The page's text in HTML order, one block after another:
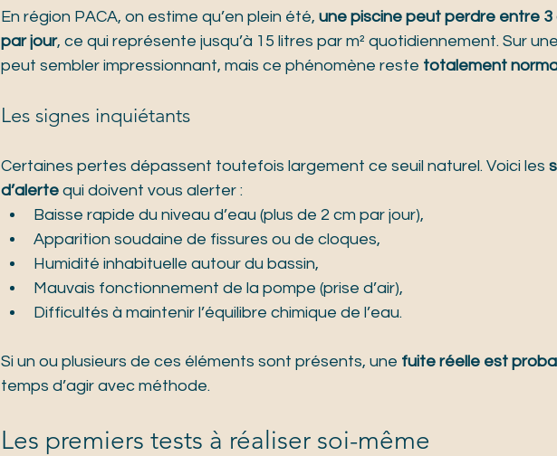
En région PACA, on estime qu’en plein été, une piscine peut perdre entre 3
par jour, ce qui représente jusqu’à 15 litres par m² quotidiennement. Sur
peut sembler impressionnant, mais ce phénomène reste totalement
Les signes inquiétants
Certaines pertes dépassent toutefois largement ce seuil naturel. Voici les
d’alerte qui doivent vous alerter :
Baisse rapide du niveau d’eau (plus de 2 cm par jour),
Apparition soudaine de fissures ou de cloques,
Humidité inhabituelle autour du bassin,
Mauvais fonctionnement de la pompe (prise d’air),
Difficultés à maintenir l’équilibre chimique de l’eau.
Si un ou plusieurs de ces éléments sont présents, une fuite réelle est
temps d’agir avec méthode.
Les premiers tests à réaliser soi-même